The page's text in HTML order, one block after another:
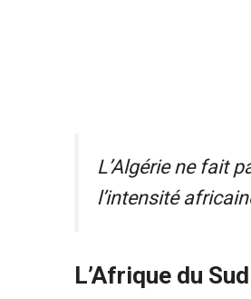
L’Algérie ne fait
l’intensité
L’Afrique du